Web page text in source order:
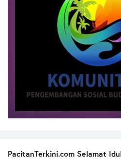
PacitanTerkini.com Selamat